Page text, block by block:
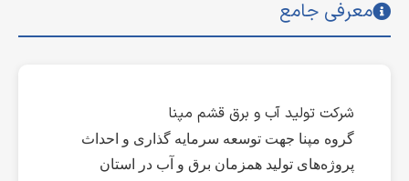
معرفی جامع
شرکت تولید آب و برق قشم مپنا
گروه مپنا جهت توسعه سرمایه گذاری و احداث
پروژه‌های تولید همزمان برق و آب در استان